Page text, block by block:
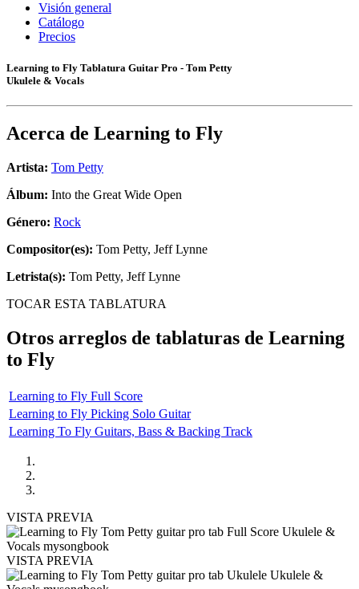
Visión general
Catálogo
Precios
Learning to Fly Tablatura Guitar Pro - Tom Petty
Ukulele & Vocals
Acerca de Learning to Fly
Artista: Tom Petty
Álbum: Into the Great Wide Open
Género: Rock
Compositor(es): Tom Petty, Jeff Lynne
Letrista(s): Tom Petty, Jeff Lynne
TOCAR ESTA TABLATURA
Otros arreglos de tablaturas de Learning
to Fly
Learning to Fly Full Score
Learning to Fly Picking Solo Guitar
Learning To Fly Guitars, Bass & Backing Track
VISTA PREVIA
VISTA PREVIA